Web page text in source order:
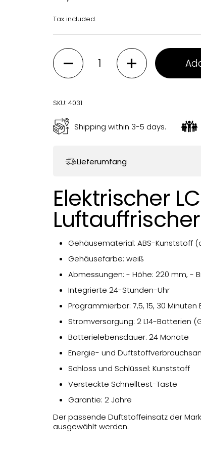
Tax included.
Quantity
SKU: 4031
Shipping within 3-5 days.
Lieferumfang
Elektrischer
Luftauffrischer
Gehäusematerial: ABS-Kunststoff
Gehäusefarbe: weiß
Abmessungen: - Höhe: 220 mm, -
Integrierte 24-Stunden-Uhr
Programmierbar: 7,5, 15, 30 Minuten
Stromversorgung: 2 L14-Batterien
Batterielebensdauer: 24 Monate
Energie- und
Schloss und Schlüssel: Kunststoff
Versteckte Schnelltest-Taste
Garantie: 2 Jahre
Der passende Duftstoffeinsatz der
ausgewählt werden.